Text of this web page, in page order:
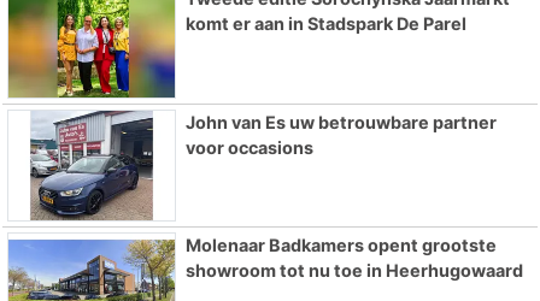
komt er aan in Stadspark De Parel
John van Es uw betrouwbare partner
voor occasions
Molenaar Badkamers opent grootste
showroom tot nu toe in Heerhugowaard